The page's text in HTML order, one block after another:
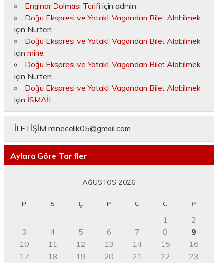
Enginar Dolması Tarifi için admin
Doğu Ekspresi ve Yataklı Vagondan Bilet Alabilmek
için Nurten
Doğu Ekspresi ve Yataklı Vagondan Bilet Alabilmek
için mine
Doğu Ekspresi ve Yataklı Vagondan Bilet Alabilmek
için Nurten
Doğu Ekspresi ve Yataklı Vagondan Bilet Alabilmek
için İSMAİL
İLETİŞİM minecelik05@gmail.com
Aylara Göre Tarifler
AĞUSTOS 2026
P S Ç P C C P
1
2
3
4 5 6 7 8
9
10
11 12 13 14 15
16
17
18 19 20 21 22
23